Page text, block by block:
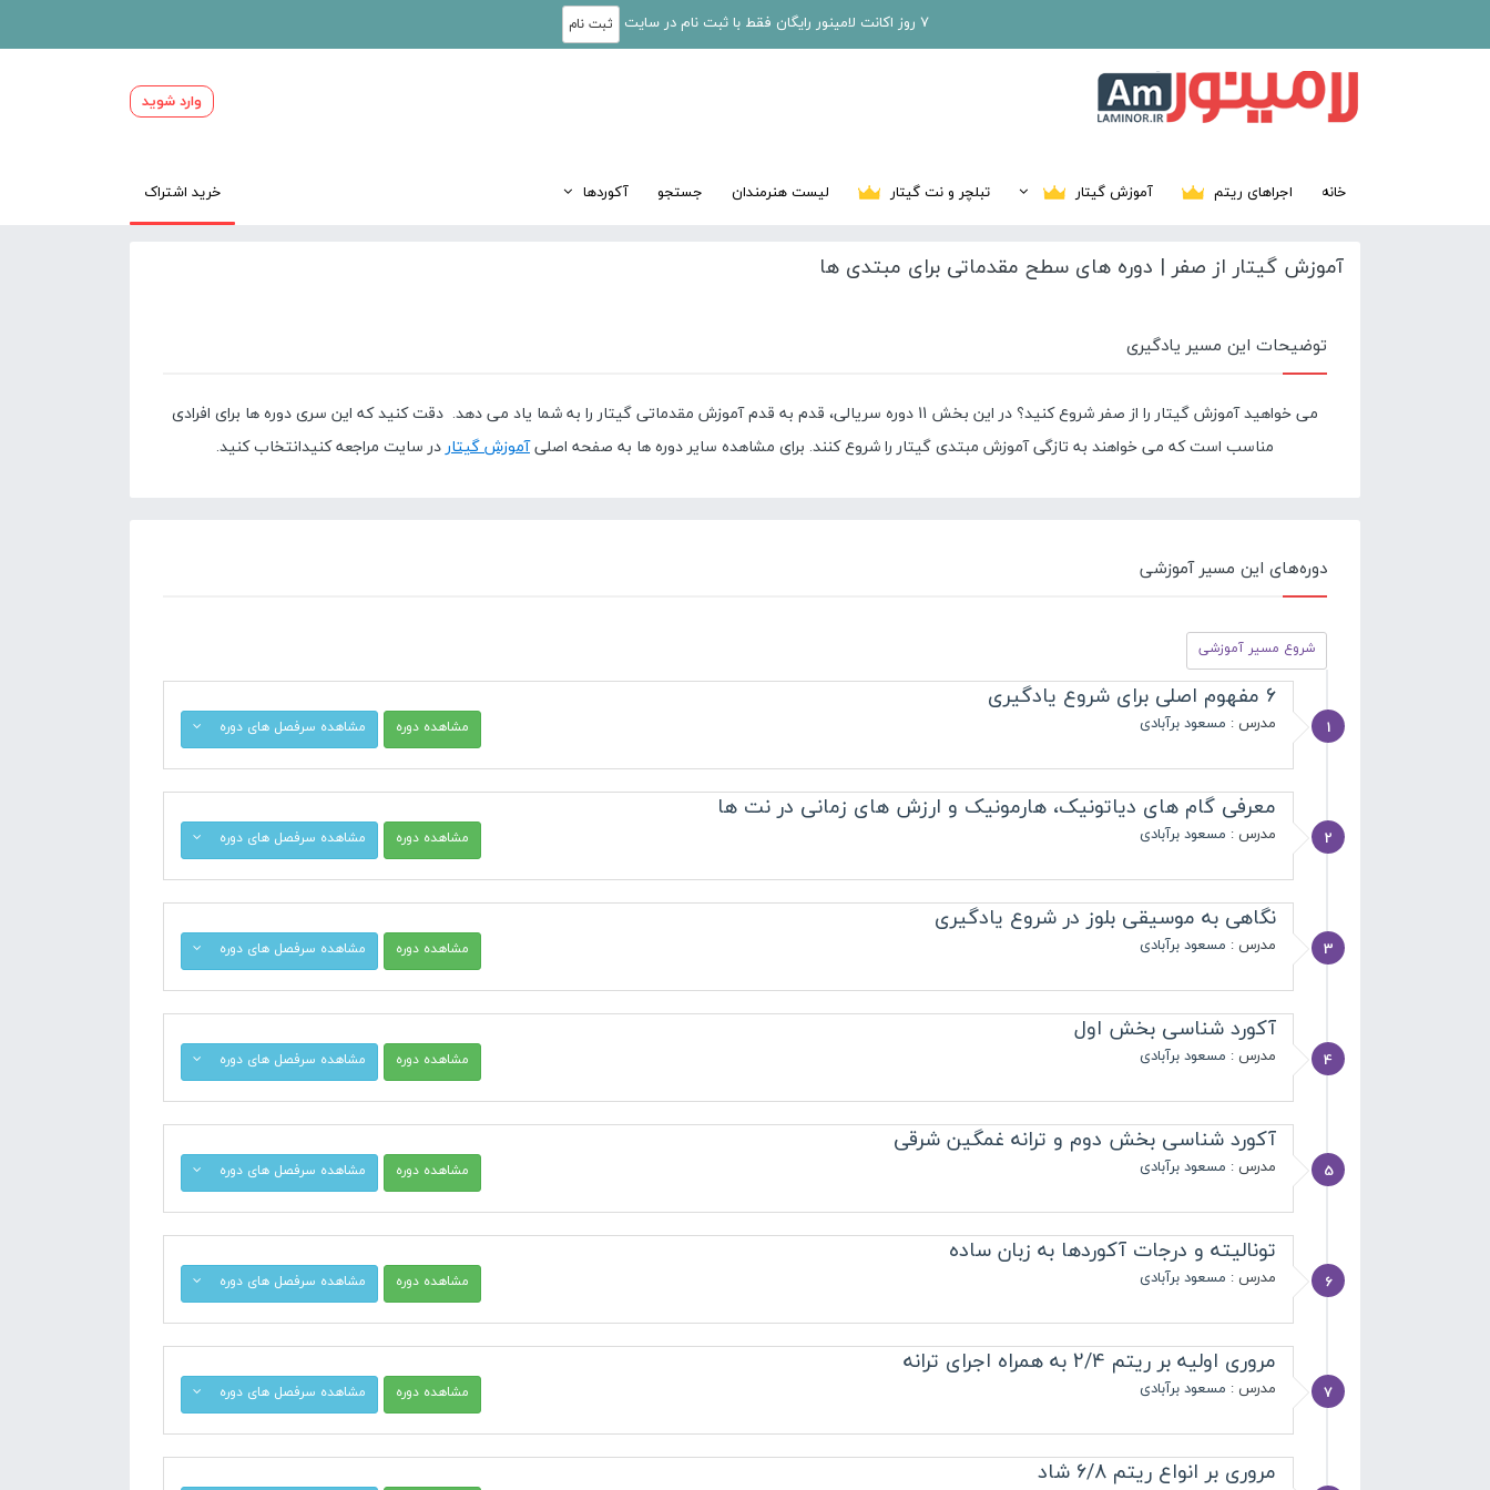
7 روز اکانت لامینور رایگان فقط با ثبت نام در سایت ثبت نام
وارد شوید
خانه اجراهای ریتم آموزش گیتار تبلچر و نت گیتار لیست هنرمندان جستجو آکوردها خرید اشتراک
آموزش گیتار از صفر | دوره های سطح مقدماتی برای مبتدی ها
توضیحات این مسیر یادگیری
می خواهید آموزش گیتار را از صفر شروع کنید؟ در این بخش 11 دوره سریالی، قدم به قدم آموزش مقدماتی گیتار را به شما یاد می دهد. دقت کنید که این سری دوره ها برای افرادی
مناسب است که می خواهند به تازگی آموزش مبتدی گیتار را شروع کنند. برای مشاهده سایر دوره ها به صفحه اصلیآموزش گیتاردر سایت مراجعه کنیدانتخاب کنید.
دوره‌های این مسیر آموزشی
شروع مسیر آموزشی
1
6 مفهوم اصلی برای شروع یادگیری
مدرس : مسعود برآبادی مشاهده سرفصل های دوره مشاهده دوره
2
معرفی گام های دیاتونیک، هارمونیک و ارزش های زمانی در نت ها
مدرس : مسعود برآبادی مشاهده سرفصل های دوره مشاهده دوره
3
نگاهی به موسیقی بلوز در شروع یادگیری
مدرس : مسعود برآبادی مشاهده سرفصل های دوره مشاهده دوره
4
آکورد شناسی بخش اول
مدرس : مسعود برآبادی مشاهده سرفصل های دوره مشاهده دوره
5
آکورد شناسی بخش دوم و ترانه غمگین شرقی
مدرس : مسعود برآبادی مشاهده سرفصل های دوره مشاهده دوره
6
تونالیته و درجات آکوردها به زبان ساده
مدرس : مسعود برآبادی مشاهده سرفصل های دوره مشاهده دوره
7
مروری اولیه بر ریتم 2/4 به همراه اجرای ترانه
مدرس : مسعود برآبادی مشاهده سرفصل های دوره مشاهده دوره
مروری بر انواع ریتم 6/8 شاد